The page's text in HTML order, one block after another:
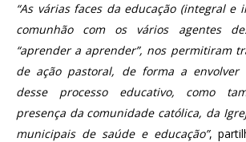
“As várias faces da educação (integral e
comunhão com os vários agentes
“aprender a aprender”, nos permitiram
de ação pastoral, de forma a envolver
desse processo educativo, como
presença da comunidade católica, da
municipais de saúde e educação”,